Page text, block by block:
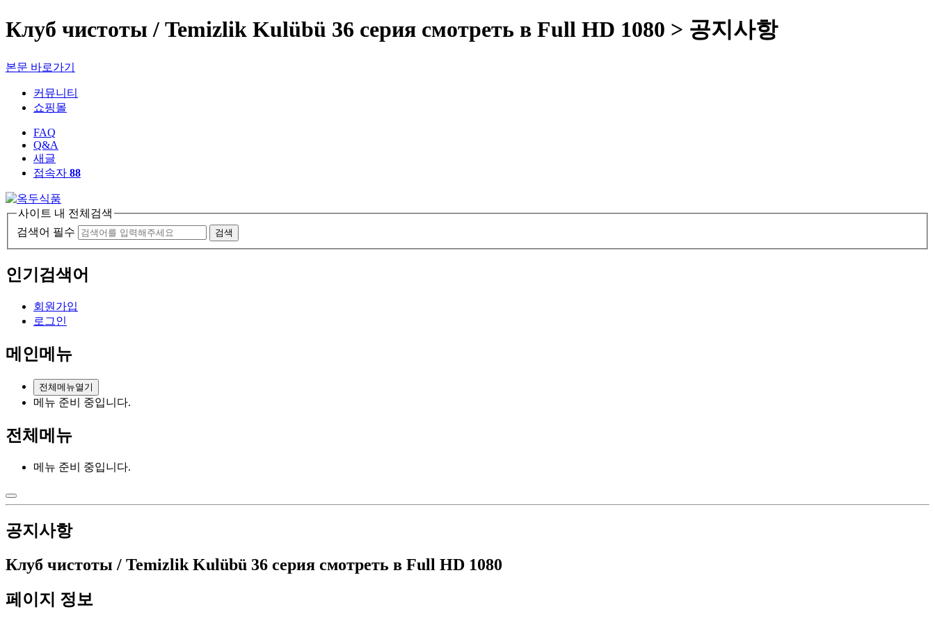
Клуб чистоты / Temizlik Kulübü 36 серия смотреть в Full HD 1080 > 공지사항
본문 바로가기
커뮤니티
쇼핑몰
FAQ
Q&A
새글
접속자 88
사이트 내 전체검색
검색어 필수
검색
인기검색어
회원가입
로그인
메인메뉴
전체메뉴열기
메뉴 준비 중입니다.
전체메뉴
메뉴 준비 중입니다.
공지사항
Клуб чистоты / Temizlik Kulübü 36 серия смотреть в Full HD 1080
페이지 정보